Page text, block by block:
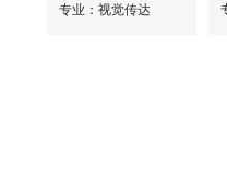
专业：视觉传达